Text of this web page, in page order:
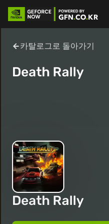
카탈로그로 돌아가기
Death Rally
Death Rally